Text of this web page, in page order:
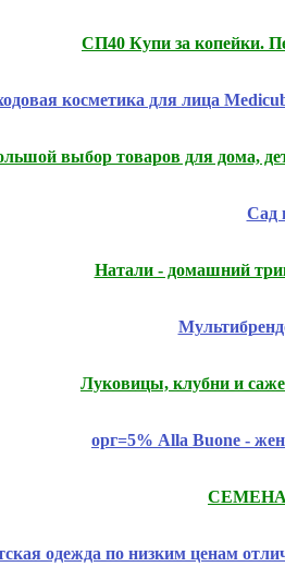
СП40 Купи за копейки.
косметика для лица
выбор товаров для
Сад
Натали - домашний
Луковицы, клубни и
орг=5% Alla Buone -
СЕМЕНА
одежда по низким ценам